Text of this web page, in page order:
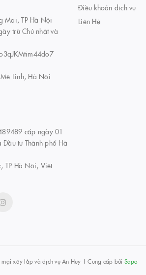
Mai, TP Hà Nội
trừ Chủ nhật và
Linh, Hà Nội
cấp ngày 01
tư Thành phố Hà
TP Hà Nội, Việt
Điều khoản dịch vụ
Liên Hệ
mại xây lắp và dịch vụ An Huy | Cung cấp bởi Sapo